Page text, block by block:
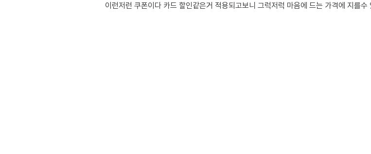
이런저런 쿠폰이다 카드 할인같은거 적용되고보니 그럭저럭 마음에 드는 가격에 지를